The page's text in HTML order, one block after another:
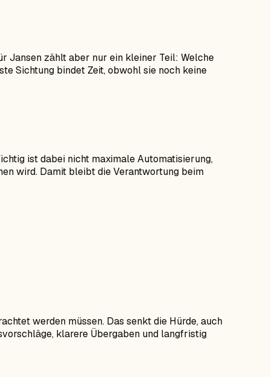
Jansen zählt aber nur ein kleiner Teil: Welche
Sichtung bindet Zeit, obwohl sie noch keine
ist dabei nicht maximale Automatisierung,
wird. Damit bleibt die Verantwortung beim
werden müssen. Das senkt die Hürde, auch
klarere Übergaben und langfristig